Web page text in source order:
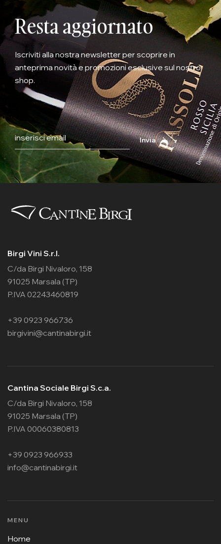
Resta aggiornato
Iscriviti alla nostra newsletter per scoprire in
anteprima novità e promozioni esclusive sul nostro
shop.
Invia
Birgi Vini S.r.l.
C/da Birgi Nivaloro, 158
91025 Marsala (TP)
P.IVA 02243460819
+39 0923 966736
birgivini@cantinabirgi.it
Cantina Sociale Birgi S.c.a.
C/da Birgi Nivaloro, 158
91025 Marsala (TP)
P.IVA 00060380813
+39 0923 966933
info@cantinabirgi.it
MENU
Home